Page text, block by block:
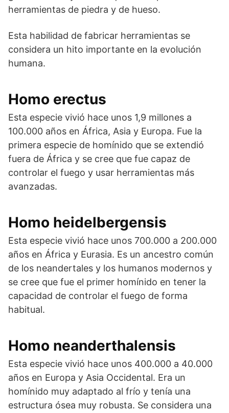
herramientas de piedra y de hueso.
Esta habilidad de fabricar herramientas se
considera un hito importante en la evolución
humana.
Homo erectus
Esta especie vivió hace unos 1,9 millones a
100.000 años en África, Asia y Europa. Fue la
primera especie de homínido que se extendió
fuera de África y se cree que fue capaz de
controlar el fuego y usar herramientas más
avanzadas.
Homo heidelbergensis
Esta especie vivió hace unos 700.000 a 200.000
años en África y Eurasia. Es un ancestro común
de los neandertales y los humanos modernos y
se cree que fue el primer homínido en tener la
capacidad de controlar el fuego de forma
habitual.
Homo neanderthalensis
Esta especie vivió hace unos 400.000 a 40.000
años en Europa y Asia Occidental. Era un
homínido muy adaptado al frío y tenía una
estructura ósea muy robusta. Se considera una